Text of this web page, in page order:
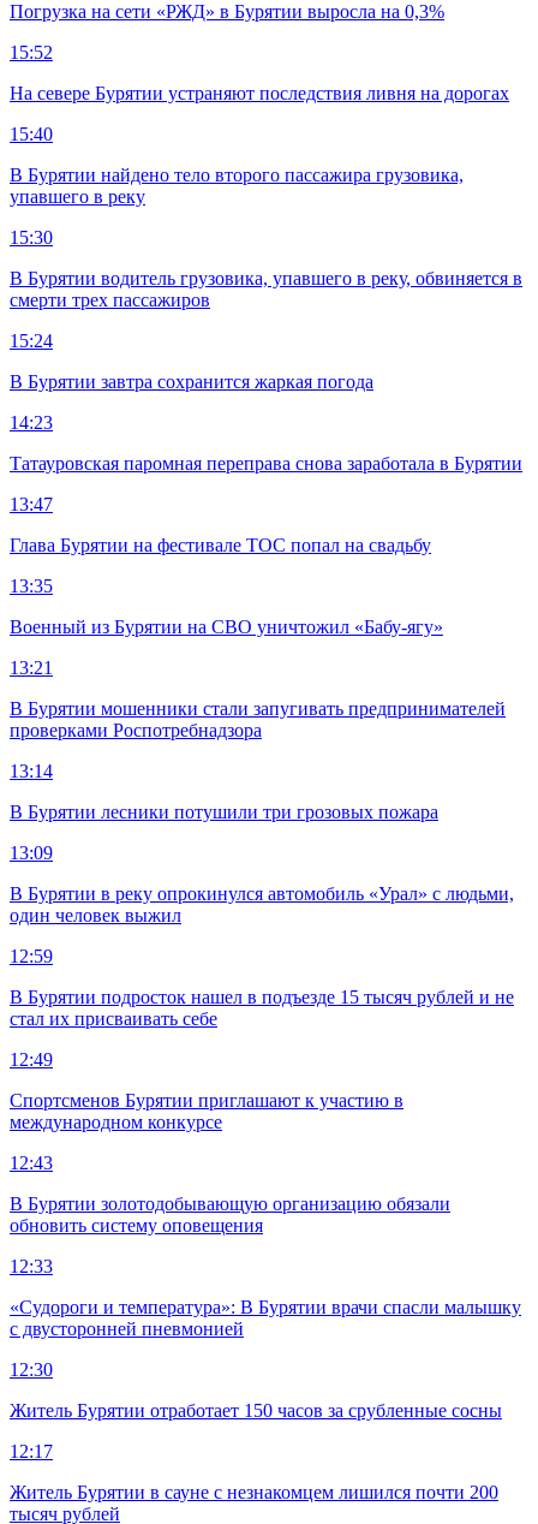
Погрузка на сети «РЖД» в Бурятии выросла на 0,3%
15:52
На севере Бурятии устраняют последствия ливня на дорогах
15:40
В Бурятии найдено тело второго пассажира грузовика,
упавшего в реку
15:30
В Бурятии водитель грузовика, упавшего в реку, обвиняется в
смерти трех пассажиров
15:24
В Бурятии завтра сохранится жаркая погода
14:23
Татауровская паромная переправа снова заработала в Бурятии
13:47
Глава Бурятии на фестивале ТОС попал на свадьбу
13:35
Военный из Бурятии на СВО уничтожил «Бабу-ягу»
13:21
В Бурятии мошенники стали запугивать предпринимателей
проверками Роспотребнадзора
13:14
В Бурятии лесники потушили три грозовых пожара
13:09
В Бурятии в реку опрокинулся автомобиль «Урал» с людьми,
один человек выжил
12:59
В Бурятии подросток нашел в подъезде 15 тысяч рублей и не
стал их присваивать себе
12:49
Спортсменов Бурятии приглашают к участию в
международном конкурсе
12:43
В Бурятии золотодобывающую организацию обязали
обновить систему оповещения
12:33
«Судороги и температура»: В Бурятии врачи спасли малышку
с двусторонней пневмонией
12:30
Житель Бурятии отработает 150 часов за срубленные сосны
12:17
Житель Бурятии в сауне с незнакомцем лишился почти 200
тысяч рублей